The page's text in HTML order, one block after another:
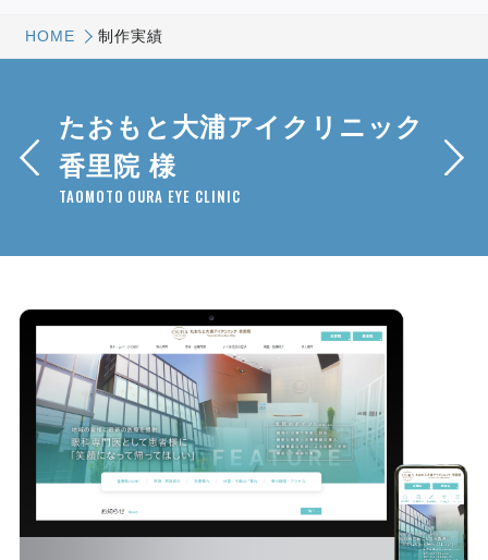
HOME 制作実績
たおもと大浦アイクリニック
香里院 様
TAOMOTO OURA EYE CLINIC